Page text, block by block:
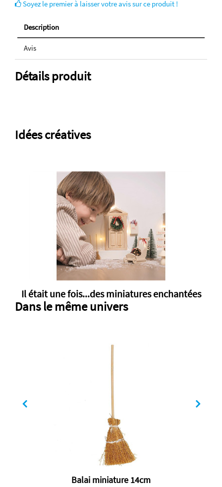
Soyez le premier à laisser votre avis sur ce produit !
Description
Avis
Détails produit
Idées créatives
Il était une fois...des miniatures enchantées
Dans le même univers
Balai miniature 14cm